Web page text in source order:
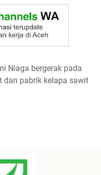
Niaga bergerak pada
dan pabrik kelapa sawit